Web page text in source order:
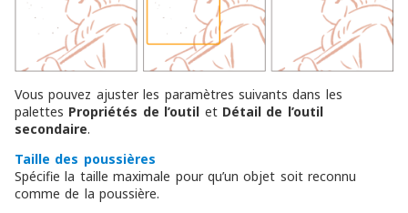
Vous pouvez ajuster les paramètres suivants dans les
palettes Propriétés de l’outil et Détail de l’outil
secondaire.
Taille des poussières
Spécifie la taille maximale pour qu’un objet soit reconnu
comme de la poussière.